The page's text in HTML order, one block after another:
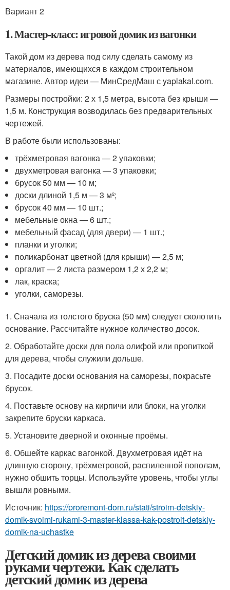
Вариант 2
1. Мастер-класс: игровой домик из вагонки
Такой дом из дерева под силу сделать самому из
материалов, имеющихся в каждом строительном
магазине. Автор идеи — МинСредМаш с yaplakal.com.
Размеры постройки: 2 х 1,5 метра, высота без крыши —
1,5 м. Конструкция возводилась без предварительных
чертежей.
В работе были использованы:
трёхметровая вагонка — 2 упаковки;
двухметровая вагонка — 3 упаковки;
брусок 50 мм — 10 м;
доски длиной 1,5 м — 3 м²;
брусок 40 мм — 10 шт.;
мебельные окна — 6 шт.;
мебельный фасад (для двери) — 1 шт.;
планки и уголки;
поликарбонат цветной (для крыши) — 2,5 м;
оргалит — 2 листа размером 1,2 х 2,2 м;
лак, краска;
уголки, саморезы.
1. Сначала из толстого бруска (50 мм) следует сколотить
основание. Рассчитайте нужное количество досок.
2. Обработайте доски для пола олифой или пропиткой
для дерева, чтобы служили дольше.
3. Посадите доски основания на саморезы, покрасьте
брусок.
4. Поставьте основу на кирпичи или блоки, на уголки
закрепите бруски каркаса.
5. Установите дверной и оконные проёмы.
6. Обшейте каркас вагонкой. Двухметровая идёт на
длинную сторону, трёхметровой, распиленной пополам,
нужно обшить торцы. Используйте уровень, чтобы углы
вышли ровными.
Источник: https://proremont-dom.ru/stati/stroim-detskiy-
domik-svoimi-rukami-3-master-klassa-kak-postroit-detskiy-
domik-na-uchastke
Детский домик из дерева своими
руками чертежи. Как сделать
детский домик из дерева